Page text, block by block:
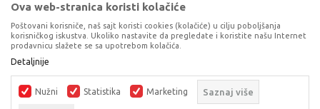
MINI TOBOT M
AKCIONE FIGURE I SETOVI
Terms of Service
apply.
Ova web-stranica koristi kolačiće
Poštovani korisniče, naš sajt koristi cookies (kolačiće) u cilju poboljšanja
korisničkog iskustva. Ukoliko nastavite da pregledate i koristite našu Internet
prodavnicu slažete se sa upotrebom kolačića.
Detaljnije
Nužni Statistika Marketing Saznaj više